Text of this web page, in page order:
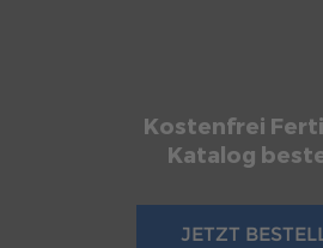
Kostenfrei
Katalog
JETZT